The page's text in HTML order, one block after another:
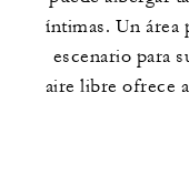
íntimas. Un área
escenario para
aire libre ofrece